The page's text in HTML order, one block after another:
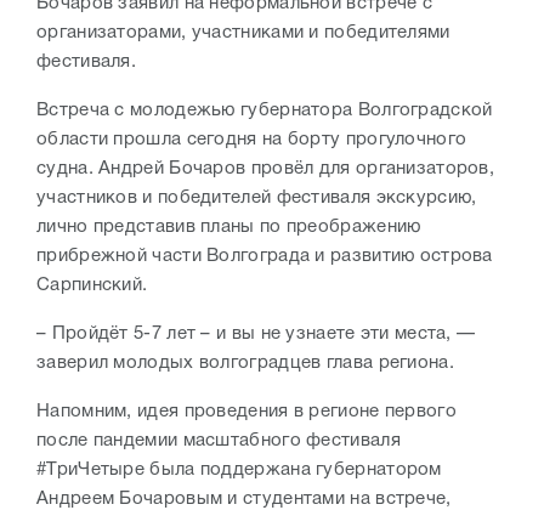
Бочаров заявил на неформальной встрече с
организаторами, участниками и победителями
фестиваля.
Встреча с молодежью губернатора Волгоградской
области прошла сегодня на борту прогулочного
судна. Андрей Бочаров провёл для организаторов,
участников и победителей фестиваля экскурсию,
лично представив планы по преображению
прибрежной части Волгограда и развитию острова
Сарпинский.
– Пройдёт 5-7 лет – и вы не узнаете эти места, —
заверил молодых волгоградцев глава региона.
Напомним, идея проведения в регионе первого
после пандемии масштабного фестиваля
#ТриЧетыре была поддержана губернатором
Андреем Бочаровым и студентами на встрече,